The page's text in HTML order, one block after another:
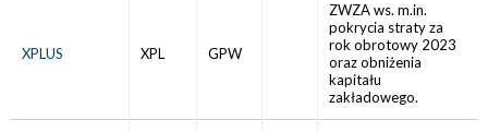
XPLUS XPL GPW
ZWZA ws. m.in.
pokrycia straty za
rok obrotowy 2023
oraz obniżenia
kapitału
zakładowego.